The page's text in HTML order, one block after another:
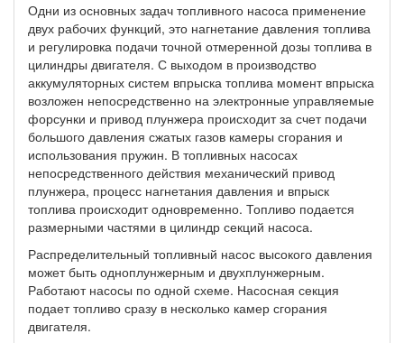
Одни из основных задач топливного насоса применение
двух рабочих функций, это нагнетание давления топлива
и регулировка подачи точной отмеренной дозы топлива в
цилиндры двигателя. С выходом в производство
аккумуляторных систем впрыска топлива момент впрыска
возложен непосредственно на электронные управляемые
форсунки и привод плунжера происходит за счет подачи
большого давления сжатых газов камеры сгорания и
использования пружин. В топливных насосах
непосредственного действия механический привод
плунжера, процесс нагнетания давления и впрыск
топлива происходит одновременно. Топливо подается
размерными частями в цилиндр секций насоса.
Распределительный топливный насос высокого давления
может быть одноплунжерным и двухплунжерным.
Работают насосы по одной схеме. Насосная секция
подает топливо сразу в несколько камер сгорания
двигателя.